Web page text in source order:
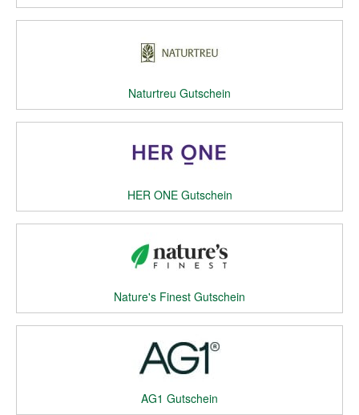
Naturtreu Gutschein
HER ONE Gutschein
Nature's Finest Gutschein
AG1 Gutschein